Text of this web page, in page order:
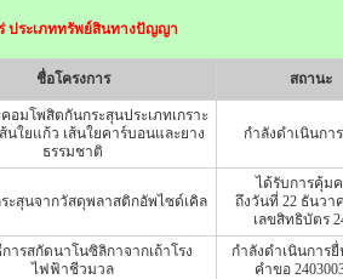
ประเภททรัพย์สินทางปัญญา
ชื่อโครงการ สถานะ
อมโพสิตกันกระสุนประเภทเกราะ
นใยแก้ว เส้นใยคาร์บอนและยาง
ธรรมชาติ
กำลังดำเนินกา
ระสุนจากวัสดุพลาสติกอัพไซด์เคิล
ได้รับการคุ้ม
ถึงวันที่ 22 ธันวา
เลขสิทธิบัตร
ารสกัดนาโนซิลิกาจากเถ้าโรง
ไฟฟ้าชีวมวล
กำลังดำเนินการ
คำขอ